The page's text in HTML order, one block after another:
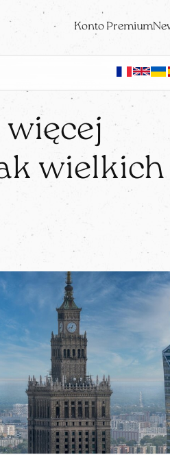
Konto Premium
wielkich